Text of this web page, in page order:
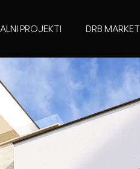
PROJEKTI DRB MARKET